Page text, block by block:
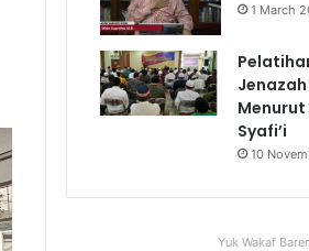
1 March
Jenazah
Syafi’i
10
Yuk Wakaf